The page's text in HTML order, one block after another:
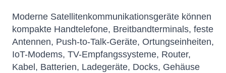
Moderne Satellitenkommunikationsgeräte können
kompakte Handtelefone, Breitbandterminals, feste
Antennen, Push-to-Talk-Geräte, Ortungseinheiten,
IoT-Modems, TV-Empfangssysteme, Router,
Kabel, Batterien, Ladegeräte, Docks, Gehäuse